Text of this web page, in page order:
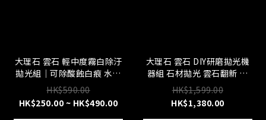
大理石 雲石 輕中度霧白除汙
拋光組｜可除酸蝕白痕 水垢
皂垢｜意大利進口 雲石清潔
石材保養護理 石再亮
HK$590.00
HK$250.00 ~ HK$490.00
大理石 雲石 DIY研磨拋光機
器組 石材拋光 雲石翻新 研
磨拋光機 石再亮
HK$1,599.00
HK$1,380.00